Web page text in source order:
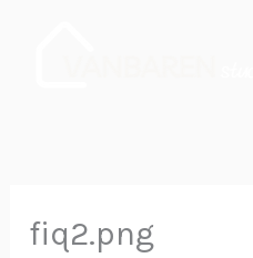
fiq2.png